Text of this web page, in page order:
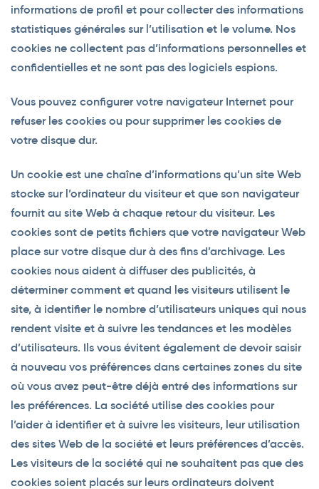
informations de profil et pour collecter des informations
statistiques générales sur l’utilisation et le volume. Nos
cookies ne collectent pas d’informations personnelles et
confidentielles et ne sont pas des logiciels espions.
Vous pouvez configurer votre navigateur Internet pour
refuser les cookies ou pour supprimer les cookies de
votre disque dur.
Un cookie est une chaîne d’informations qu’un site Web
stocke sur l’ordinateur du visiteur et que son navigateur
fournit au site Web à chaque retour du visiteur. Les
cookies sont de petits fichiers que votre navigateur Web
place sur votre disque dur à des fins d’archivage. Les
cookies nous aident à diffuser des publicités, à
déterminer comment et quand les visiteurs utilisent le
site, à identifier le nombre d’utilisateurs uniques qui nous
rendent visite et à suivre les tendances et les modèles
d’utilisateurs. Ils vous évitent également de devoir saisir
à nouveau vos préférences dans certaines zones du site
où vous avez peut-être déjà entré des informations sur
les préférences. La société utilise des cookies pour
l’aider à identifier et à suivre les visiteurs, leur utilisation
des sites Web de la société et leurs préférences d’accès.
Les visiteurs de la société qui ne souhaitent pas que des
cookies soient placés sur leurs ordinateurs doivent